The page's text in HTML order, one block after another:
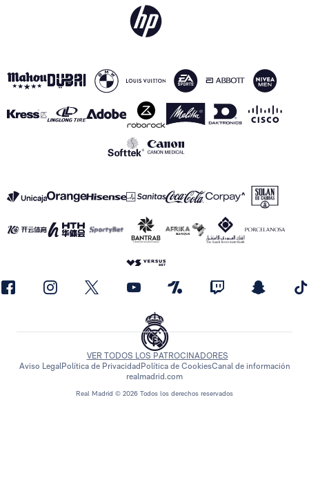
Real Madrid © 2026 Todos los derechos reservados
VER TODOS LOS PATROCINADORES
Aviso LegalPolítica de Privacidad Política de CookiesCanal de información
realmadrid.com